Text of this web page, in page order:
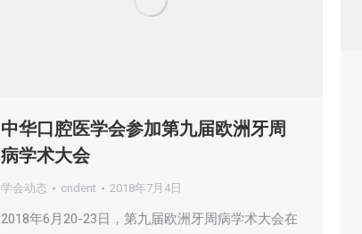
中华口腔医学会参加第九届欧洲牙周
病学术大会
学会动态 cndent 2018年7月4日
2018年6月20-23日，第九届欧洲牙周病学术大会在